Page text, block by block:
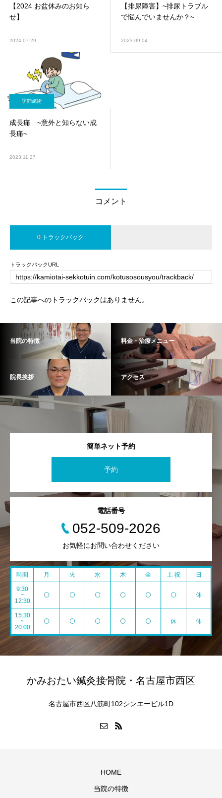
【2024 お盆休みのお知ら
せ】
2024.07.29
【排尿障害】~排尿トラブル
で悩んでいませんか？~
2023.09.04
訪問施術
成長痛 ~意外と知らない成
長痛~
2023.11.27
コメント
0 トラックバック
トラックバックURL
この記事へのトラックバックはありません。
当院の特徴 料金・治療メニュー
院長挨拶 アクセス
簡単ネット予約
予約
電話番号
052-509-2026
お気軽にお問い合わせください
時間 月 火 水 木 金 土 祝 日
9:30
~
12:30
⚪️ ⚪️ ⚪️ ⚪️ ⚪️ ⚪️ 休
15:30
~
20:00
⚪️ ⚪️ ⚪️ ⚪️ ⚪️ 休 休
かみおたい鍼灸接骨院・名古屋市西区
名古屋市西区八筋町102シンエービル1D
HOME
当院の特徴